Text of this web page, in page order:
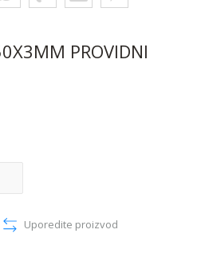
PROVIDNI
Uporedite proizvod